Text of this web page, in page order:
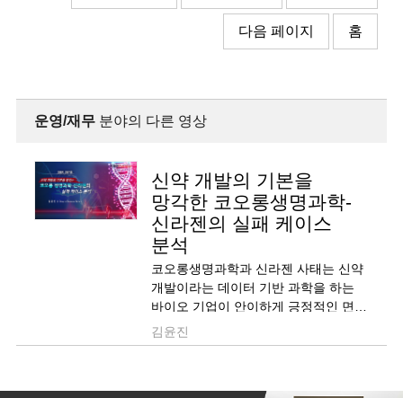
다음 페이지 홈
운영/재무분야의 다른 영상
신약 개발의 기본을
망각한 코오롱생명과학-
신라젠의 실패 케이스
분석
코오롱생명과학과 신라젠 사태는 신약
개발이라는 데이터 기반 과학을 하는
바이오 기업이 안이하게 긍정적인 면만
바라보고 충분히 의심하지 않은 결과로
초래되었습니다. 바이오 시장의 신뢰를
김윤진